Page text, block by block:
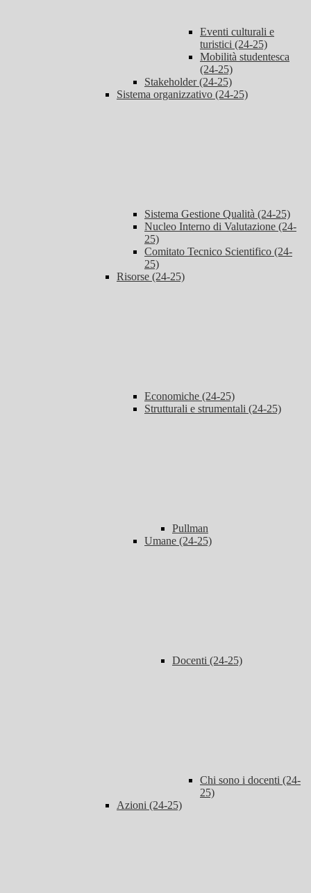
Eventi culturali e
turistici (24-25)
Mobilità studentesca
(24-25)
Stakeholder (24-25)
Sistema organizzativo (24-25)
Sistema Gestione Qualità (24-25)
Nucleo Interno di Valutazione (24-
25)
Comitato Tecnico Scientifico (24-
25)
Risorse (24-25)
Economiche (24-25)
Strutturali e strumentali (24-25)
Pullman
Umane (24-25)
Docenti (24-25)
Chi sono i docenti (24-
25)
Azioni (24-25)